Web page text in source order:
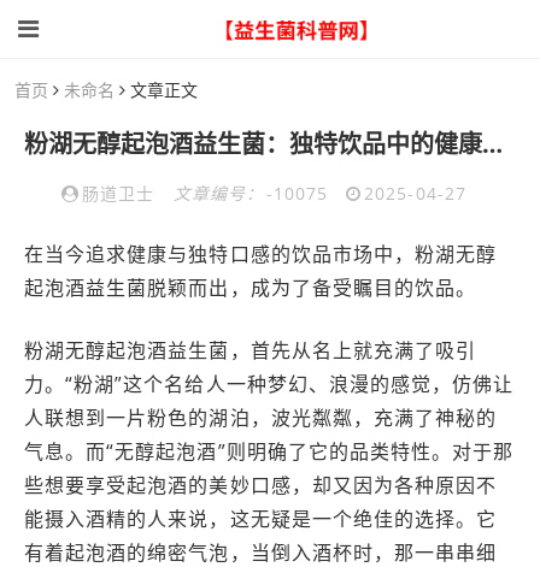
首页 未命名 文章正文
粉湖无醇起泡酒益生菌：独特饮品中的健康新元素
肠道卫士 文章编号： -10075 2025-04-27
在当今追求健康与独特口感的饮品市场中，粉湖无醇
起泡酒益生菌脱颖而出，成为了备受瞩目的饮品。
粉湖无醇起泡酒益生菌，首先从名上就充满了吸引
力。“粉湖”这个名给人一种梦幻、浪漫的感觉，仿佛让
人联想到一片粉色的湖泊，波光粼粼，充满了神秘的
气息。而“无醇起泡酒”则明确了它的品类特性。对于那
些想要享受起泡酒的美妙口感，却又因为各种原因不
能摄入酒精的人来说，这无疑是一个绝佳的选择。它
有着起泡酒的绵密气泡，当倒入酒杯时，那一串串细